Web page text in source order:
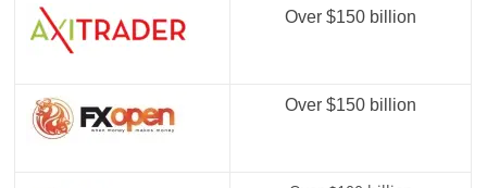
Over $150 billion
Over $150 billion